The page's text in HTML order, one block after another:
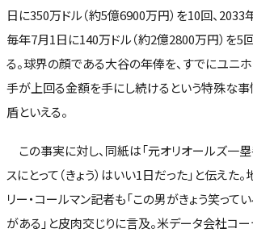
日に350万ドル（約5億6900万円）を10回、
毎年7月1日に140万ドル（約2億2800万円）を5
る。球界の顔である大谷の年俸を、すでにユニ
手が上回る金額を手にし続けるという特殊な
盾といえる。
この事実に対し、同紙は「元オリオールズ一塁
スにとって（きょう）はいい1日だった」と伝えた
リー・コールマン記者も「この男がきょう笑って
がある」と皮肉交じりに言及。米データ会社コー